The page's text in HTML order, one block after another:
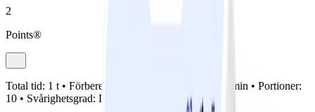
2
Points®
Total tid: 1 t • Förberedelse: 5 min • Portioner:
10 • Svårighetsgrad: Lätt